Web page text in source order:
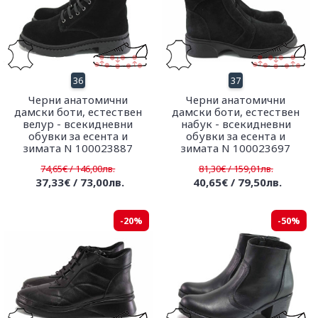
36
Черни анатомични
дамски боти, естествен
велур - всекидневни
обувки за есента и
зимата N 100023887
74,65€ / 146,00лв.
37,33€ / 73,00лв.
37
Черни анатомични
дамски боти, естествен
набук - всекидневни
обувки за есента и
зимата N 100023697
81,30€ / 159,01лв.
40,65€ / 79,50лв.
-20% -50%